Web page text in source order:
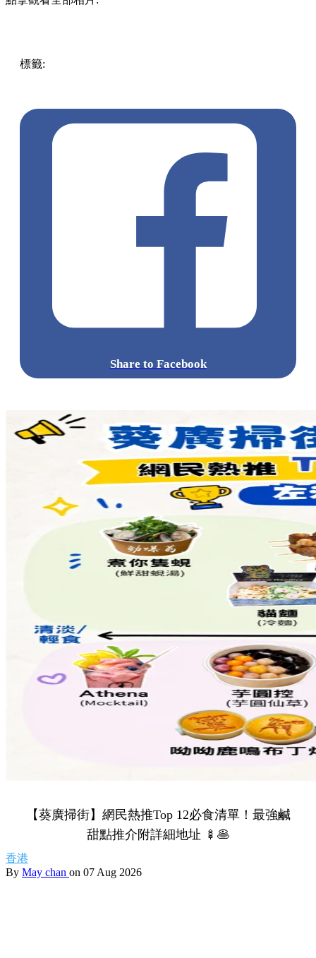
標籤:
Share to Facebook
【葵廣掃街】網民熱推Top 12必食清單！最強鹹
甜點推介附詳細地址 🍢🥞
香港
By May chan on 07 Aug 2026